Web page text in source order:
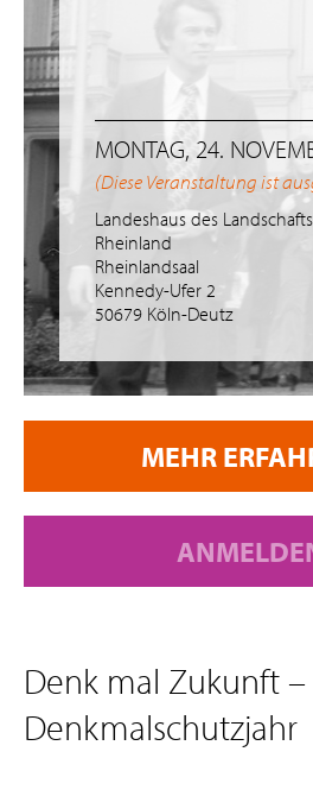
MONTAG, 24.
(Diese Veranstaltung ist
Landeshaus des
Rheinland
Rheinlandsaal
Kennedy-Ufer 2
50679 Köln-Deutz
MEHR
Denk mal Zukunft –
Denkmalschutzjahr